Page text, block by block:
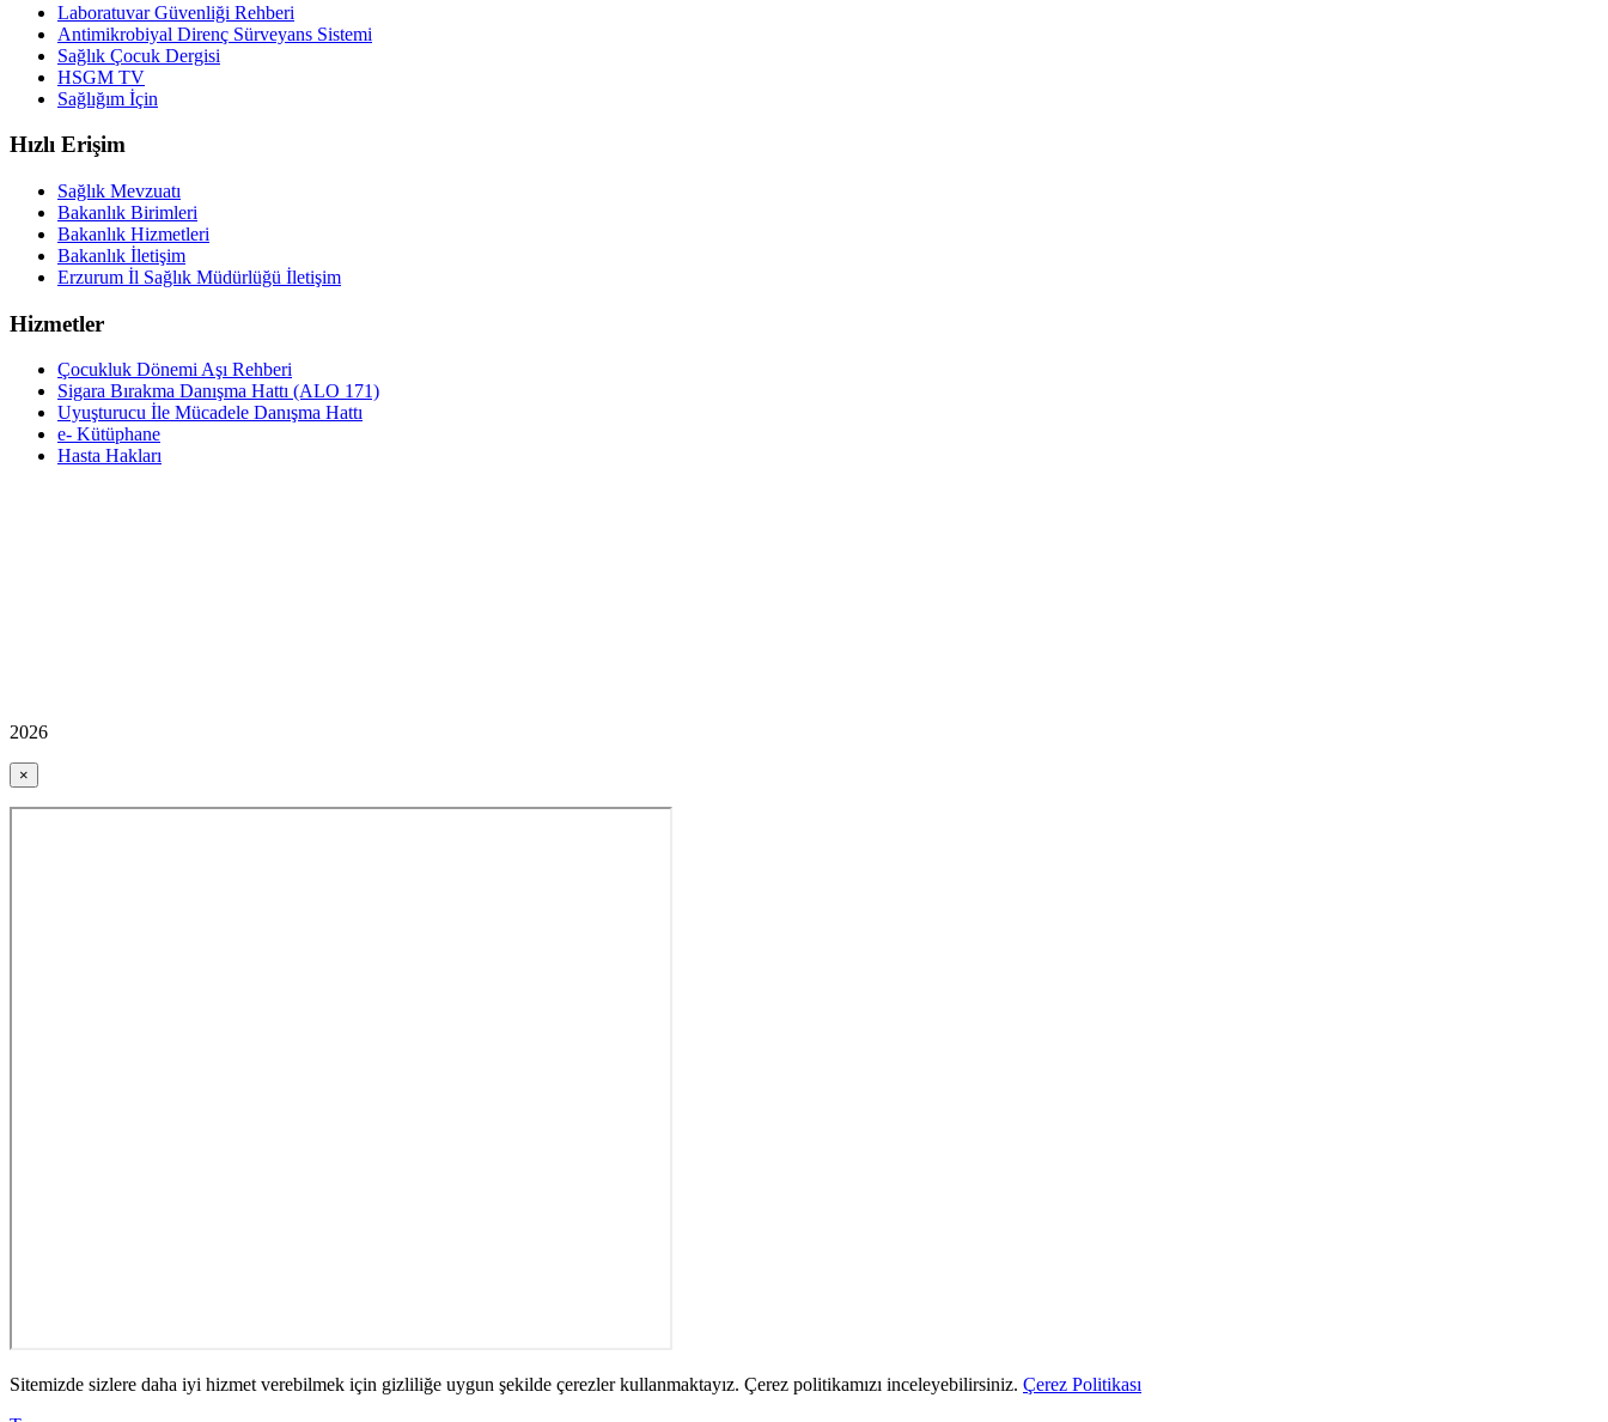
Laboratuvar Güvenliği Rehberi
Antimikrobiyal Direnç Sürveyans Sistemi
Sağlık Çocuk Dergisi
HSGM TV
Sağlığım İçin
Hızlı Erişim
Sağlık Mevzuatı
Bakanlık Birimleri
Bakanlık Hizmetleri
Bakanlık İletişim
Erzurum İl Sağlık Müdürlüğü İletişim
Hizmetler
Çocukluk Dönemi Aşı Rehberi
Sigara Bırakma Danışma Hattı (ALO 171)
Uyuşturucu İle Mücadele Danışma Hattı
e- Kütüphane
Hasta Hakları
2026
×
Sitemizde sizlere daha iyi hizmet verebilmek için gizliliğe uygun şekilde çerezler kullanmaktayız. Çerez politikamızı inceleyebilirsiniz. Çerez Politikası